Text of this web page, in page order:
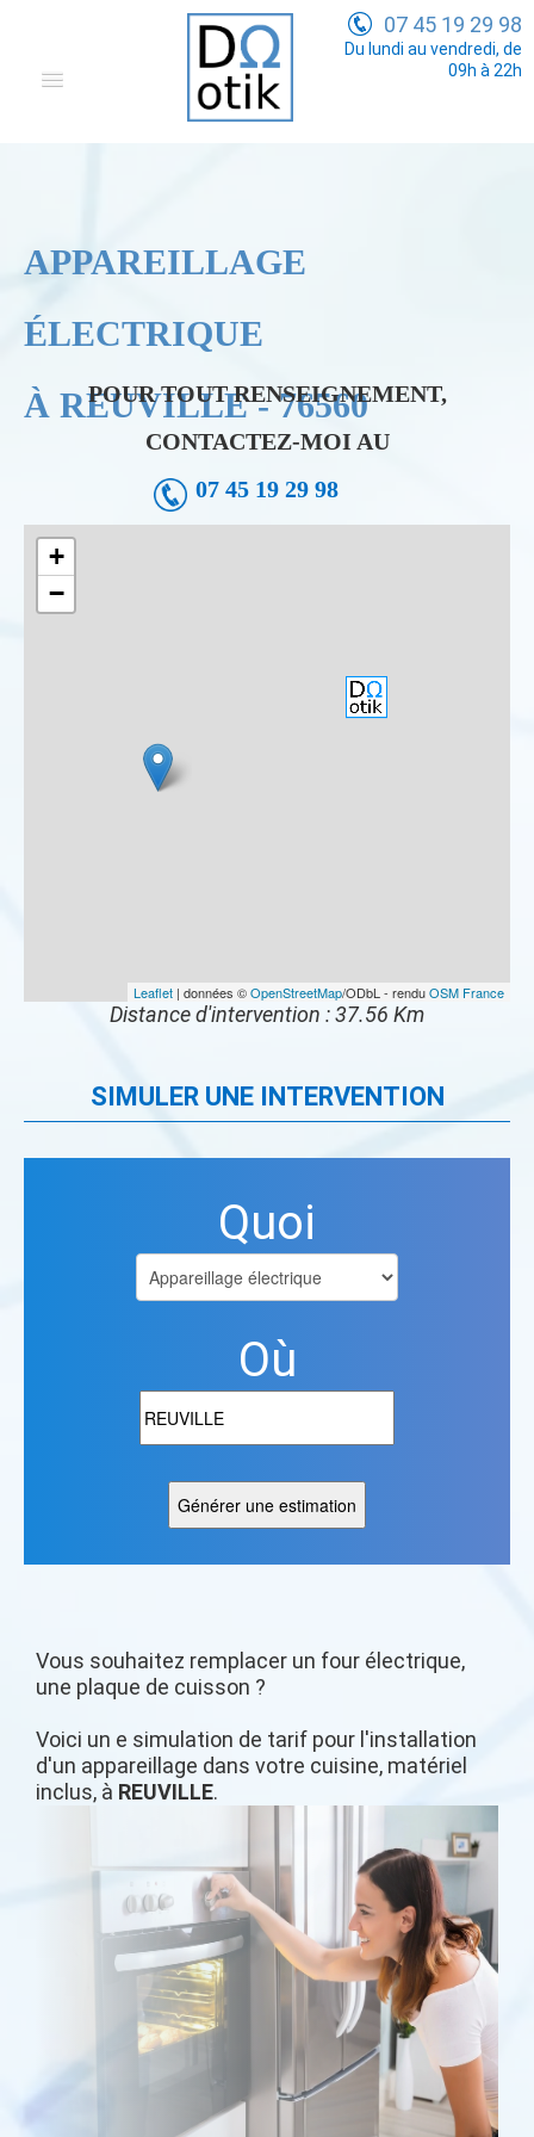
07 45 19 29 98
Du lundi au vendredi, de
09h à 22h
APPAREILLAGE
ÉLECTRIQUE
À REUVILLE - 76560
POUR TOUT RENSEIGNEMENT,
CONTACTEZ-MOI AU
07 45 19 29 98
+
−
Leaflet | données ©OpenStreetMap/ODbL - renduOSM France
Distance d'intervention : 37.56 Km
SIMULER UNE INTERVENTION
Quoi
Où
Vous souhaitez remplacer un four électrique,
une plaque de cuisson ?
Voici un e simulation de tarif pour l'installation
d'un appareillage dans votre cuisine, matériel
inclus, à REUVILLE.